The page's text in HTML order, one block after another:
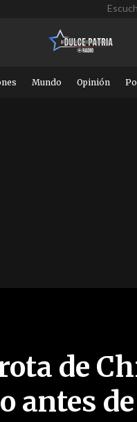
Mundo Opinión
de
antes